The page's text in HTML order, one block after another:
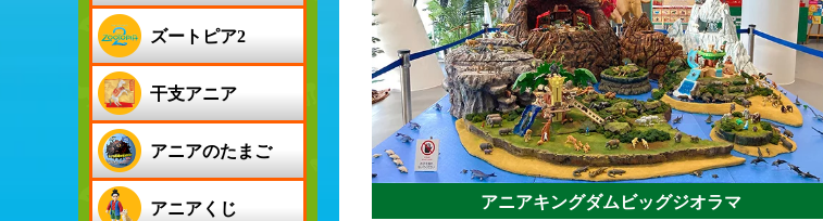
ズートピア2
干支アニア
アニアのたまご
アニアくじ
アニアキングダムビッグジオラマ